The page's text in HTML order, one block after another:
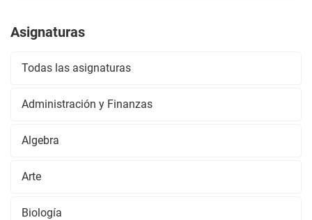
Asignaturas
Todas las asignaturas
Administración y Finanzas
Algebra
Arte
Biología